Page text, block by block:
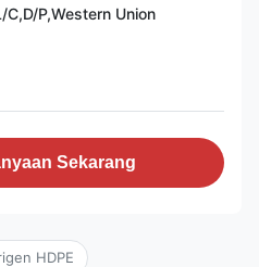
C,D/P,Western Union
Sekarang
HDPE